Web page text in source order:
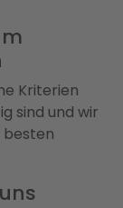
Kriterien
sind und wir
besten